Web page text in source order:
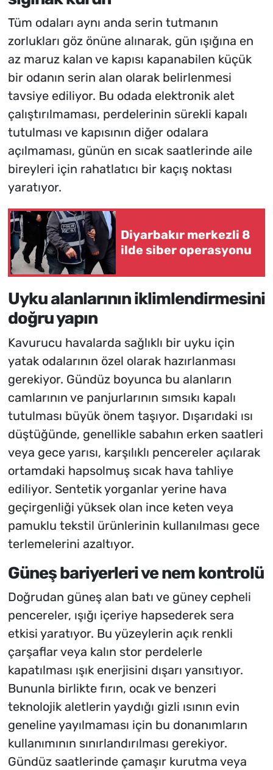
Tüm odaları aynı anda serin tutmanın
zorlukları göz önüne alınarak, gün ışığına en
az maruz kalan ve kapısı kapanabilen küçük
bir odanın serin alan olarak belirlenmesi
tavsiye ediliyor. Bu odada elektronik alet
çalıştırılmaması, perdelerinin sürekli kapalı
tutulması ve kapısının diğer odalara
açılmaması, günün en sıcak saatlerinde aile
bireyleri için rahatlatıcı bir kaçış noktası
yaratıyor.
Diyarbakır merkezli 8
ilde siber operasyonu
Uyku alanlarının iklimlendirmesini
doğru yapın
Kavurucu havalarda sağlıklı bir uyku için
yatak odalarının özel olarak hazırlanması
gerekiyor. Gündüz boyunca bu alanların
camlarının ve panjurlarının sımsıkı kapalı
tutulması büyük önem taşıyor. Dışarıdaki ısı
düştüğünde, genellikle sabahın erken saatleri
veya gece yarısı, karşılıklı pencereler açılarak
ortamdaki hapsolmuş sıcak hava tahliye
ediliyor. Sentetik yorganlar yerine hava
geçirgenliği yüksek olan ince keten veya
pamuklu tekstil ürünlerinin kullanılması gece
terlemelerini azaltıyor.
Güneş bariyerleri ve nem kontrolü
Doğrudan güneş alan batı ve güney cepheli
pencereler, ışığı içeriye hapsederek sera
etkisi yaratıyor. Bu yüzeylerin açık renkli
çarşaflar veya kalın stor perdelerle
kapatılması ışık enerjisini dışarı yansıtıyor.
Bununla birlikte fırın, ocak ve benzeri
teknolojik aletlerin yaydığı gizli ısının evin
geneline yayılmaması için bu donanımların
kullanımının sınırlandırılması gerekiyor.
Gündüz saatlerinde çamaşır kurutma veya